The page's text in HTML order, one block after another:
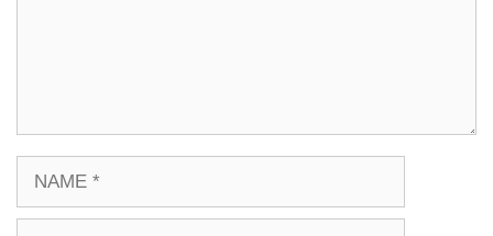
NAME